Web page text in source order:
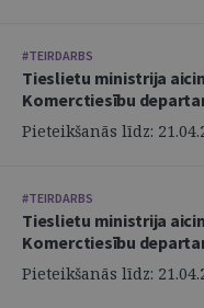
#TEIRDARBS
Tieslietu ministrija
Komerctiesību
Pieteikšanās līdz:
#TEIRDARBS
Tieslietu ministrija
Komerctiesību
Pieteikšanās līdz: